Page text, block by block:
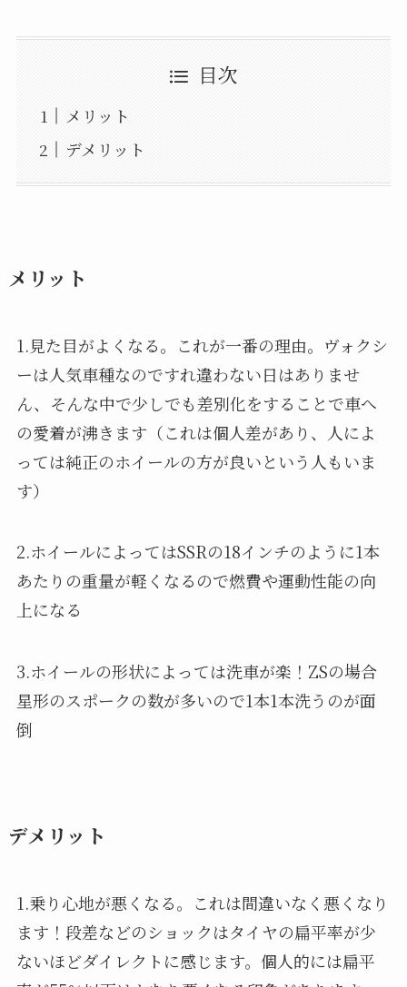
目次
メリット
デメリット
メリット
1.見た目がよくなる。これが一番の理由。ヴォクシ
ーは人気車種なのですれ違わない日はありませ
ん、そんな中で少しでも差別化をすることで車へ
の愛着が沸きます（これは個人差があり、人によ
っては純正のホイールの方が良いという人もいま
す）
2.ホイールによってはSSRの18インチのように1本
あたりの重量が軽くなるので燃費や運動性能の向
上になる
3.ホイールの形状によっては洗車が楽！ZSの場合
星形のスポークの数が多いので1本1本洗うのが面
倒
デメリット
1.乗り心地が悪くなる。これは間違いなく悪くなり
ます！段差などのショックはタイヤの扁平率が少
ないほどダイレクトに感じます。個人的には扁平